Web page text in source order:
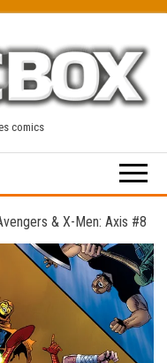
comics
& X-Men: Axis #8